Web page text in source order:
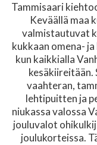
Tammisaari
Keväällä maa
valmistautuvat
kukkaan omena-
kun kaikkialla
kesäkiireitään.
vaahteran,
lehtipuitten ja
niukassa valossa
jouluvalot
joulukorteissa.